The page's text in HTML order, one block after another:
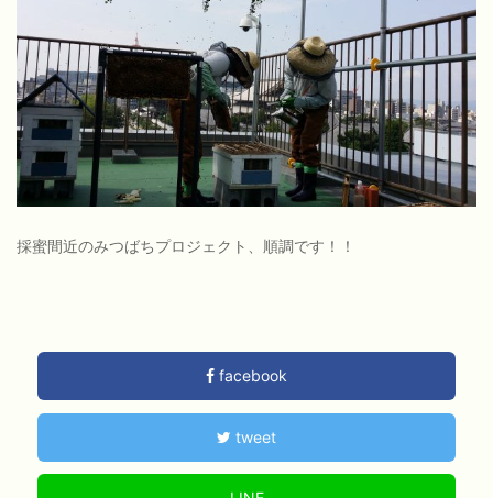
採蜜間近のみつばちプロジェクト、順調です！！
facebook
tweet